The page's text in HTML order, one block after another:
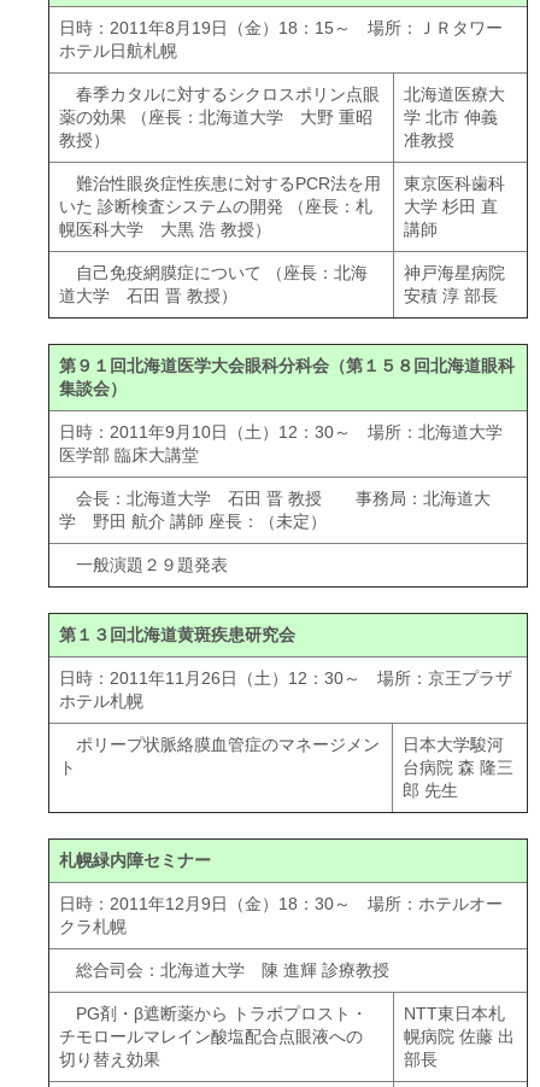
日時：2011年8月19日（金）18：15～ 場所：ＪＲタワー
ホテル日航札幌
春季カタルに対するシクロスポリン点眼
薬の効果 （座長：北海道大学 大野 重昭
教授）
北海道医療大
学 北市 伸義
准教授
難治性眼炎症性疾患に対するPCR法を用
いた 診断検査システムの開発 （座長：札
幌医科大学 大黒 浩 教授）
東京医科歯科
大学 杉田 直
講師
自己免疫網膜症について （座長：北海
道大学 石田 晋 教授）
神戸海星病院
安積 淳 部長
第９１回北海道医学大会眼科分科会（第１５８回北海道眼科
集談会）
日時：2011年9月10日（土）12：30～ 場所：北海道大学
医学部 臨床大講堂
会長：北海道大学 石田 晋 教授 事務局：北海道大
学 野田 航介 講師 座長：（未定）
一般演題２９題発表
第１３回北海道黄斑疾患研究会
日時：2011年11月26日（土）12：30～ 場所：京王プラザ
ホテル札幌
ポリープ状脈絡膜血管症のマネージメン
ト
日本大学駿河
台病院 森 隆三
郎 先生
札幌緑内障セミナー
日時：2011年12月9日（金）18：30～ 場所：ホテルオー
クラ札幌
総合司会：北海道大学 陳 進輝 診療教授
PG剤・β遮断薬から トラボプロスト・
チモロールマレイン酸塩配合点眼液への
切り替え効果
NTT東日本札
幌病院 佐藤 出
部長